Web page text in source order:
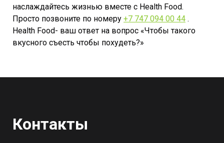
наслаждайтесь жизнью вместе с Health Food.
Просто позвоните по номеру +7 747 094 00 44 .
Health Food- ваш ответ на вопрос «Чтобы такого
вкусного съесть чтобы похудеть?»
Контакты